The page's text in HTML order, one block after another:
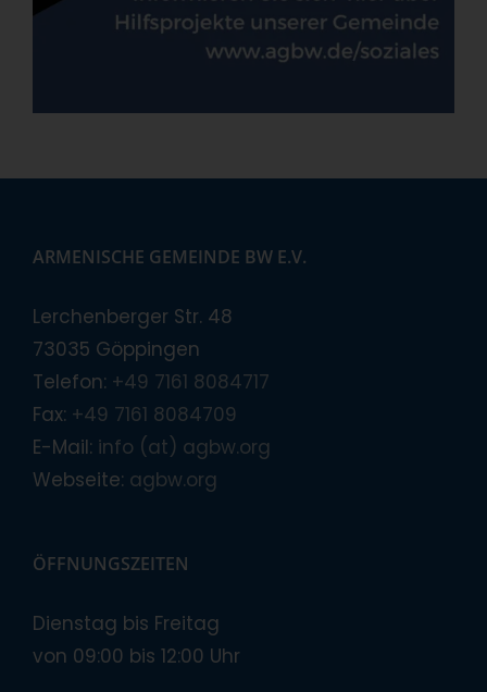
ARMENISCHE GEMEINDE BW E.V.
Lerchenberger Str. 48
73035 Göppingen
Telefon: +49 7161 8084717
Fax: +49 7161 8084709
E-Mail: info (at) agbw.org
Webseite: agbw.org
ÖFFNUNGSZEITEN
Dienstag bis Freitag
von 09:00 bis 12:00 Uhr